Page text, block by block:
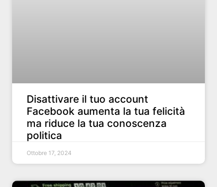
Disattivare il tuo account
Facebook aumenta la tua felicità
ma riduce la tua conoscenza
politica
Ottobre 17, 2024